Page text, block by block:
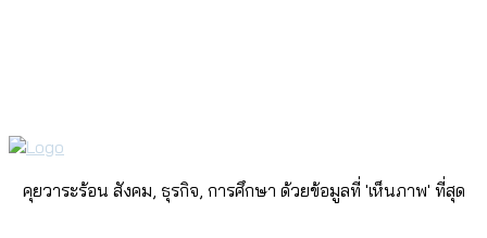
คุยวาระร้อน สังคม, ธุรกิจ, การศึกษา ด้วยข้อมูลที่ 'เห็นภาพ' ที่สุด